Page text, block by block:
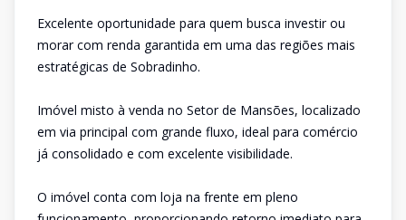
Excelente oportunidade para quem busca investir ou
morar com renda garantida em uma das regiões mais
estratégicas de Sobradinho.
Imóvel misto à venda no Setor de Mansões, localizado
em via principal com grande fluxo, ideal para comércio
já consolidado e com excelente visibilidade.
O imóvel conta com loja na frente em pleno